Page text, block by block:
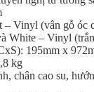
– Vinyl (vân gỗ óc
White – Vinyl
195mm x
kg
chân cao su,